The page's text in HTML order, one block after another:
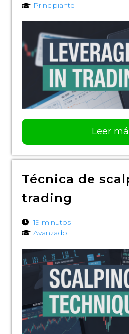
Principiante
Leer
Técnica de
trading
19 minutos
Avanzado